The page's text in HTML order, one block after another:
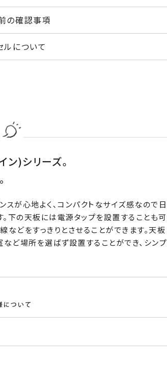
の確認事項
ルについて
)シリーズ。
が心地よく、コンパクトなサイズ感なので日
下の天板には電源タップを設置することも可
どをすっきりとさせることができます。天板
ど場所を選ばず設置することができ、シンプ